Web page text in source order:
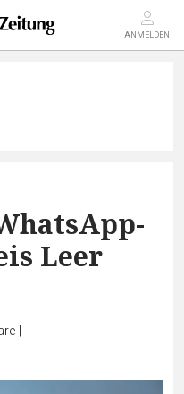
ANMELDEN
Leer
|